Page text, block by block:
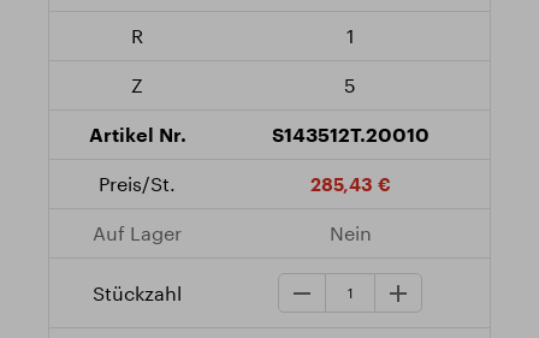
1
5
S143512T.20010
285,43 €
Nein